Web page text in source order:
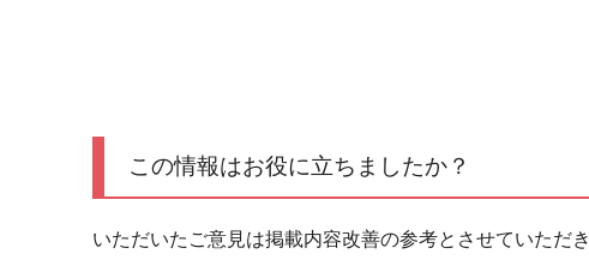
この情報はお役に立ちましたか？
いただいたご意見は掲載内容改善の参考とさせていただき